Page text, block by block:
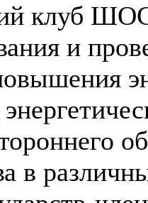
клуб
и
в